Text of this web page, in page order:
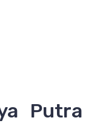
Putra